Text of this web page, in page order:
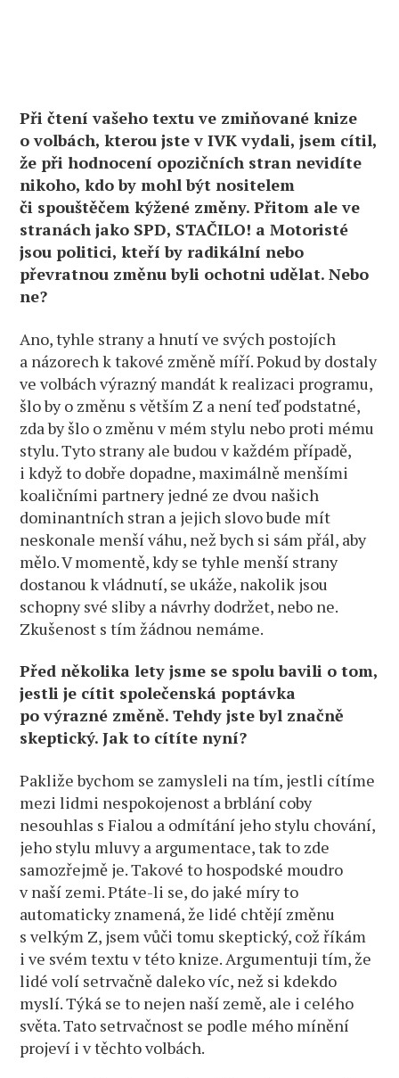
Při čtení vašeho textu ve zmiňované knize
o volbách, kterou jste v IVK vydali, jsem cítil,
že při hodnocení opozičních stran nevidíte
nikoho, kdo by mohl být nositelem
či spouštěčem kýžené změny. Přitom ale ve
stranách jako SPD, STAČILO! a Motoristé
jsou politici, kteří by radikální nebo
převratnou změnu byli ochotni udělat. Nebo
ne?
Ano, tyhle strany a hnutí ve svých postojích
a názorech k takové změně míří. Pokud by dostaly
ve volbách výrazný mandát k realizaci programu,
šlo by o změnu s větším Z a není teď podstatné,
zda by šlo o změnu v mém stylu nebo proti mému
stylu. Tyto strany ale budou v každém případě,
i když to dobře dopadne, maximálně menšími
koaličními partnery jedné ze dvou našich
dominantních stran a jejich slovo bude mít
neskonale menší váhu, než bych si sám přál, aby
mělo. V momentě, kdy se tyhle menší strany
dostanou k vládnutí, se ukáže, nakolik jsou
schopny své sliby a návrhy dodržet, nebo ne.
Zkušenost s tím žádnou nemáme.
Před několika lety jsme se spolu bavili o tom,
jestli je cítit společenská poptávka
po výrazné změně. Tehdy jste byl značně
skeptický. Jak to cítíte nyní?
Pakliže bychom se zamysleli na tím, jestli cítíme
mezi lidmi nespokojenost a brblání coby
nesouhlas s Fialou a odmítání jeho stylu chování,
jeho stylu mluvy a argumentace, tak to zde
samozřejmě je. Takové to hospodské moudro
v naší zemi. Ptáte-li se, do jaké míry to
automaticky znamená, že lidé chtějí změnu
s velkým Z, jsem vůči tomu skeptický, což říkám
i ve svém textu v této knize. Argumentuji tím, že
lidé volí setrvačně daleko víc, než si kdekdo
myslí. Týká se to nejen naší země, ale i celého
světa. Tato setrvačnost se podle mého mínění
projeví i v těchto volbách.